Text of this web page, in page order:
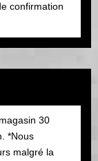
confirmation
30
*Nous
malgré la